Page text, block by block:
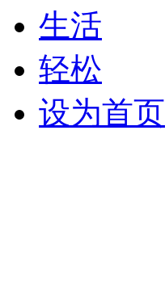
生活
轻松
设为首页